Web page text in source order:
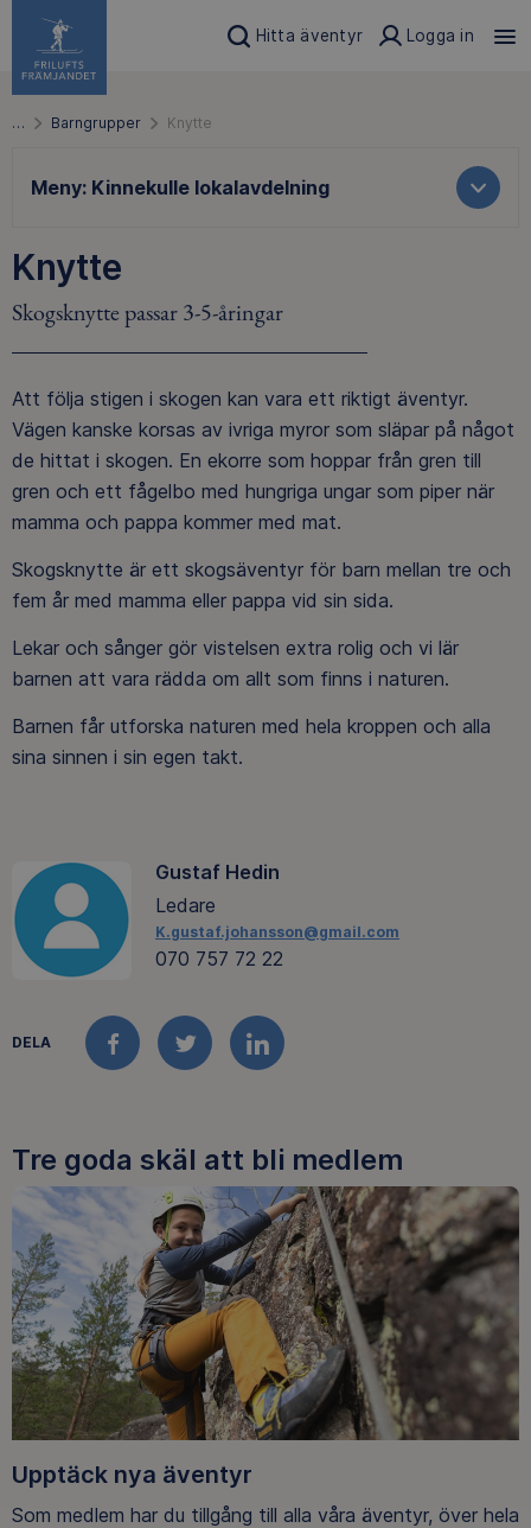
Hitta äventyr Logga in
… Barngrupper Knytte
Meny: Kinnekulle lokalavdelning
Knytte
Skogsknytte passar 3-5-åringar
Att följa stigen i skogen kan vara ett riktigt äventyr.
Vägen kanske korsas av ivriga myror som släpar på något
de hittat i skogen. En ekorre som hoppar från gren till
gren och ett fågelbo med hungriga ungar som piper när
mamma och pappa kommer med mat.
Skogsknytte är ett skogsäventyr för barn mellan tre och
fem år med mamma eller pappa vid sin sida.
Lekar och sånger gör vistelsen extra rolig och vi lär
barnen att vara rädda om allt som finns i naturen.
Barnen får utforska naturen med hela kroppen och alla
sina sinnen i sin egen takt.
Gustaf Hedin
Ledare
K.gustaf.johansson@gmail.com
070 757 72 22
DELA
FACEBOOKTWITTERLINKEDIN
Tre goda skäl att bli medlem
Upptäck nya äventyr
Som medlem har du tillgång till alla våra äventyr, över hela